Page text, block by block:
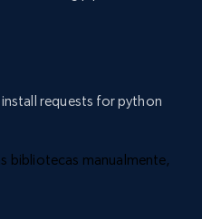
bibliotecas manualmente,